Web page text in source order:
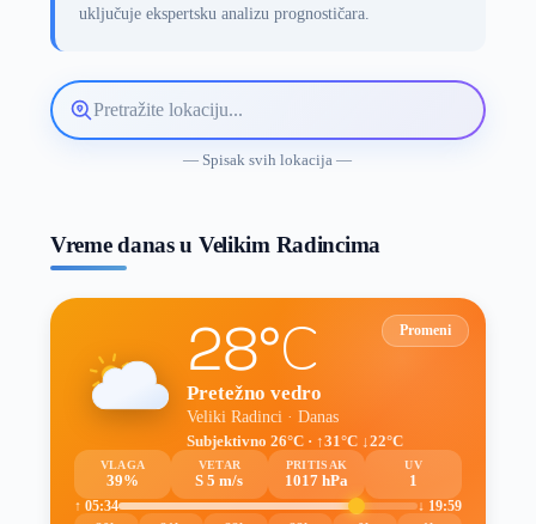
uključuje ekspertsku analizu prognostičara.
Pretražite
lokaciju
— Spisak svih lokacija —
Vreme danas u Velikim Radincima
Promeni
28°C
Pretežno vedro
Veliki Radinci · Danas
Subjektivno 26°C · ↑31°C ↓22°C
VLAGA
39%
VETAR
S 5 m/s
PRITISAK
1017 hPa
UV
1
↑ 05:34
↓ 19:59